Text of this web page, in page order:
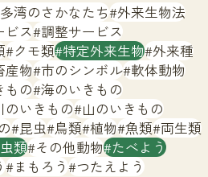
中 大
ウェブセンターとは
マップ
湾のさかなたち 外来生物法
ビス 調整サービス
クモ類 特定外来生物 外来種
産物 市のシンボル 軟体動物
もの 海のいきもの
のいきもの 山のいきもの
昆虫 鳥類 植物 魚類 両生類
類 その他動物 たべよう
まもろう つたえよう